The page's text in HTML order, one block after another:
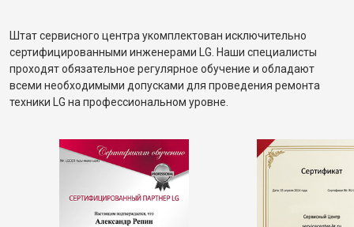
Штат сервисного центра укомплектован исключительно
сертифицированными инженерами LG. Наши специалисты
проходят обязательное регулярное обучение и обладают
всеми необходимыми допусками для проведения ремонта
техники LG на профессиональном уровне.